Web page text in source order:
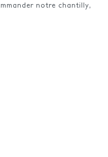
notre chantilly,